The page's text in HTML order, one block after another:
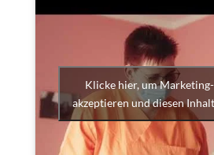
Klicke hier, um
akzeptieren und diesen